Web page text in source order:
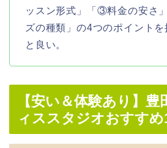
ッスン形式」「③料金の安さ
ズの種類」の4つのポイント
と良い。
【安い＆体験あり】
ィススタジオおすすめ